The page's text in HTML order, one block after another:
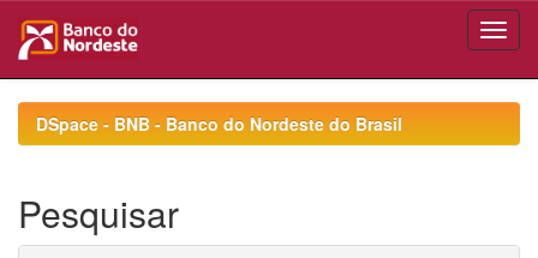
navigationDSpace - BNB - Banco do Nordeste do Brasil
Pesquisar